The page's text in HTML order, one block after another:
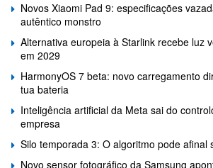
Novos Xiaomi Pad 9: especificações
autêntico monstro
Alternativa europeia à Starlink recebe luz
em 2029
HarmonyOS 7 beta: novo carregamento
tua bateria
Inteligência artificial da Meta sai do
empresa
Silo temporada 3: O algoritmo pode afinal
Novo sensor fotográfico da Samsung